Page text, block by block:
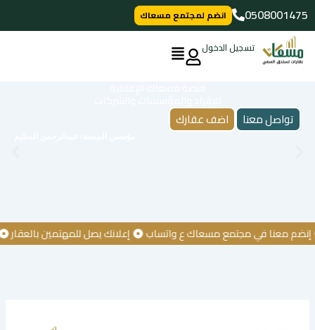
تخطي
إلى
المحتوى
0508001475
انضم لمجتمع مسعاك
تسجيل الدخول
تواصل معنا اضف عقارك
معنا في مجتمع مسعاك ع واتساب إعلانك يصل للمهتمين بالعقار كن